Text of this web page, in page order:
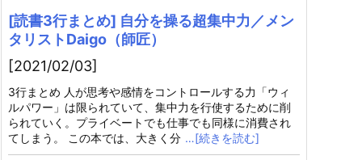
[読書3行まとめ] 自分を操る超集中力／メン
タリストDaigo（師匠）
[2021/02/03]
3行まとめ 人が思考や感情をコントロールする力「ウィ
ルパワー」は限られていて、集中力を行使するために削
られていく。プライベートでも仕事でも同様に消費され
てしまう。 この本では、大きく分 …[続きを読む]